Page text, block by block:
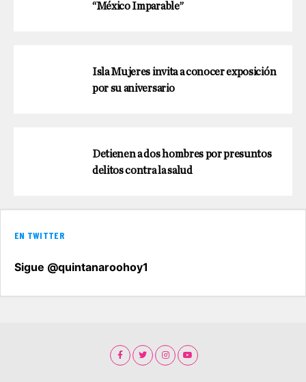
“México Imparable”
Isla Mujeres invita a conocer exposición
por su aniversario
Detienen a dos hombres por presuntos
delitos contra la salud
EN TWITTER
Sigue @quintanaroohoy1